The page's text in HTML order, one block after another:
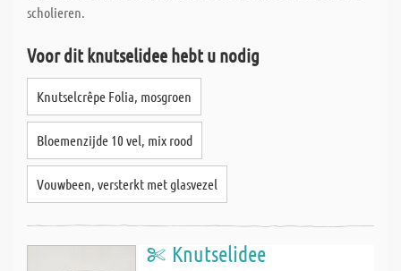
scholieren.
Voor dit knutselidee hebt u nodig
Knutselcrêpe Folia, mosgroen
Bloemenzijde 10 vel, mix rood
Vouwbeen, versterkt met glasvezel
Knutselidee